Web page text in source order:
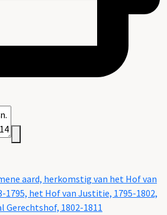
aard, herkomstig van het Hof van
1795, het Hof van Justitie, 1795-1802,
1802-1811